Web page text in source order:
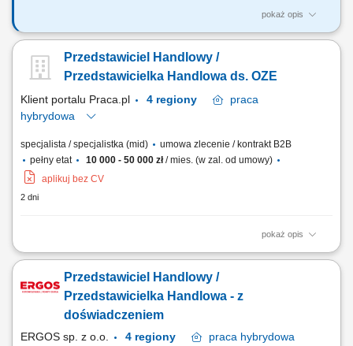
pokaż opis
Co będziesz robić? Doradzać firmom – pomagasz klientowi
dopasowane do ich potrzeb i profilu zużycia; Budować relacje –
pracujesz z klientami przez wiele lat, nie tylko na „jedną transakcję”
Przedstawiciel Handlowy /
Przedstawicielka Handlowa ds. OZE
Klient portalu Praca.pl
praca
hybrydowa
specjalista / specjalistka (mid)
umowa zlecenie / kontrakt B2B
pełny etat
10 000 - 50 000 zł/ mies. (w zal. od umowy)
aplikuj bez CV
2 dni
pokaż opis
Doradzanie klientom w zakresie nowoczesnych rozwiązań z obszaru
prowadzenie spotkań handlowych. Przygotowywanie ofert i
finalizowanie sprzedaży. Budowanie długofalowych relacji z klientami.
Raportowanie prowadzonych działań...
Przedstawiciel Handlowy /
Przedstawicielka Handlowa - z
doświadczeniem
ERGOS sp. z o.o. praca hybrydowa